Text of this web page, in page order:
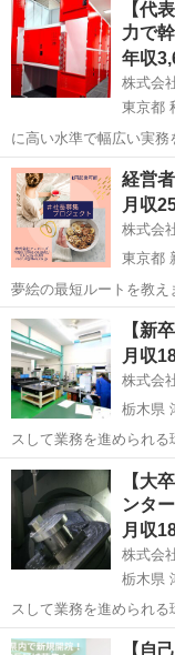
【代
力で
年収
株式会
東京都
に高い水準で幅広い実務
事業構築のノウハウを…
東京 台東区 秋
経営
月収
株式会
東京都
夢絵の最短ルートを教え
を募集しています！ 【事業内容】 人材サービス 商談、クライアント
管理 人材管理 採用 売上管理 未経験の方は、主に現場作業
た...
東京 新宿区 そ
【新
月収
株式会
栃木県
スして業務を進められ
が届きやすいです…
栃木 那須烏山市
【大
ンタ
月収
株式会
栃木県
スして業務を進められ
が届きやすいです…
栃木 那須烏山市
【自